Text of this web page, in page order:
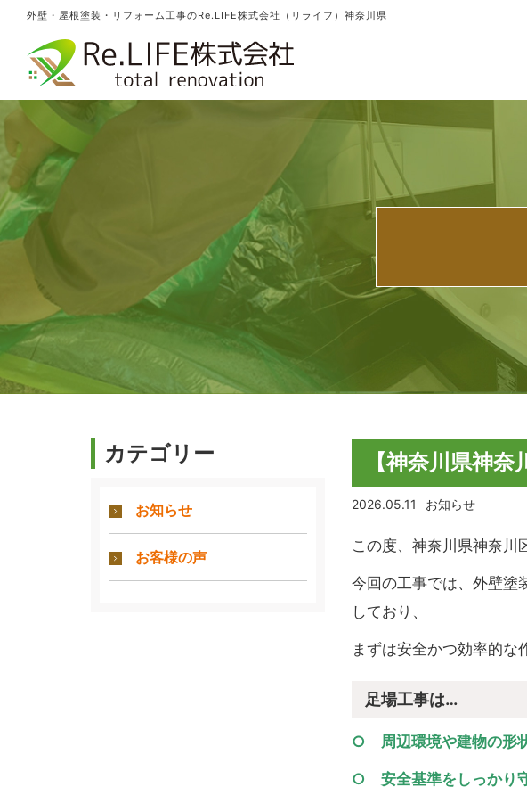
外壁・屋根塗装・リフォーム工事のRe.LIFE株式会社（リライフ）神奈川県
カテゴリー
お知らせ
お客様の声
【神奈川県神
2026.05.11 お知らせ
この度、神奈川県神奈川
今回の工事では、外壁塗
しており、
まずは安全かつ効率的な
足場工事は…
○ 周辺環境や建物の形
○ 安全基準をしっかり